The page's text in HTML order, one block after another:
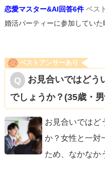
恋愛マスター&AI回答6件 ベス
婚活パーティーに参加していた
ベストアンサーあり
お見合いではどう
でしょうか？(35歳・男
お見合いではど
か？女性と一対
ため、なかなか